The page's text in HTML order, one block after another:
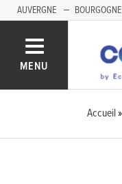
AUVERGNE BOURGOGNE
MENU
Accueil